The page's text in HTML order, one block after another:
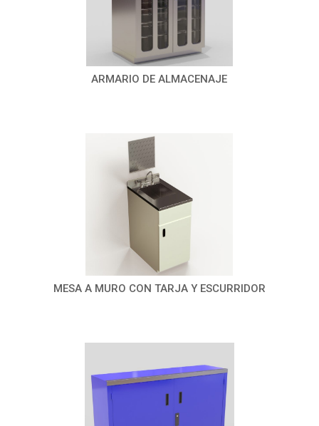
ARMARIO DE ALMACENAJE
MESA A MURO CON TARJA Y ESCURRIDOR